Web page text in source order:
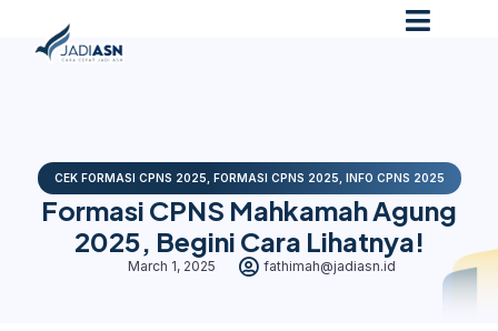
CEK FORMASI CPNS 2025 FORMASI CPNS 2025 INFO CPNS 2025
Formasi CPNS Mahkamah Agung
2025, Begini Cara Lihatnya!
March 1, 2025 fathimah@jadiasn.id